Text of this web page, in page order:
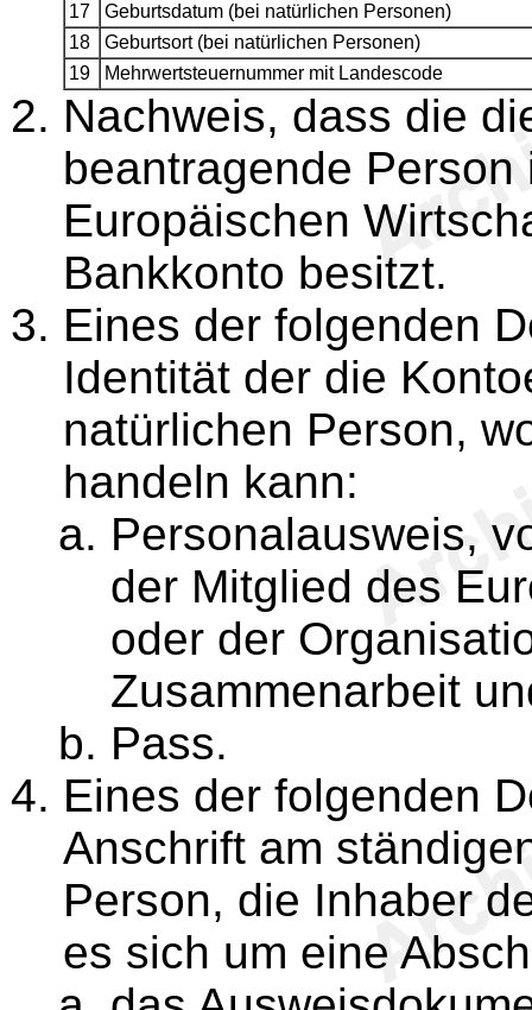
17
Geburtsdatum (bei natürlichen Personen)
18
Geburtsort (bei natürlichen Personen)
19
Mehrwertsteuernummer mit Landescode
Nachweis, dass die
beantragende
Europäischen
Bankkonto besitzt.
Eines der folgenden
Identität der die
natürlichen Person,
handeln kann:
Personalausweis,
der Mitglied des
oder der
Zusammenarbeit
Pass.
Eines der folgenden
Anschrift am
Person, die Inhaber
es sich um eine